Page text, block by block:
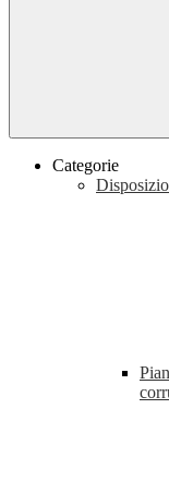
Categorie